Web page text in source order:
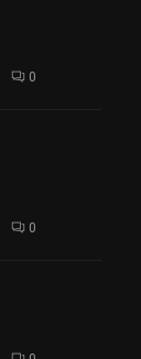
0
0